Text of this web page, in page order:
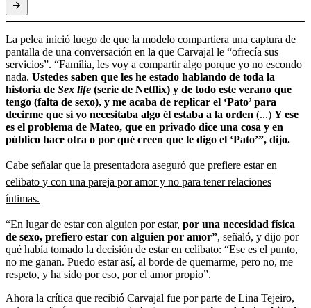
La pelea inició luego de que la modelo compartiera una captura de
pantalla de una conversación en la que Carvajal le “ofrecía sus
servicios”. “Familia, les voy a compartir algo porque yo no escondo
nada. Ustedes saben que les he estado hablando de toda la
historia de Sex life (serie de Netflix) y de todo este verano que
tengo (falta de sexo), y me acaba de replicar el ‘Pato’ para
decirme que si yo necesitaba algo él estaba a la orden (...) Y ese
es el problema de Mateo, que en privado dice una cosa y en
público hace otra o por qué creen que le digo el ‘Pato’”, dijo.
Cabe señalar que la presentadora aseguró que prefiere estar en
celibato y con una pareja por amor y no para tener relaciones
íntimas.
“En lugar de estar con alguien por estar, por una necesidad física
de sexo, prefiero estar con alguien por amor”, señaló, y dijo por
qué había tomado la decisión de estar en celibato: “Ese es el punto,
no me ganan. Puedo estar así, al borde de quemarme, pero no, me
respeto, y ha sido por eso, por el amor propio”.
Ahora la crítica que recibió Carvajal fue por parte de Lina Tejeiro,